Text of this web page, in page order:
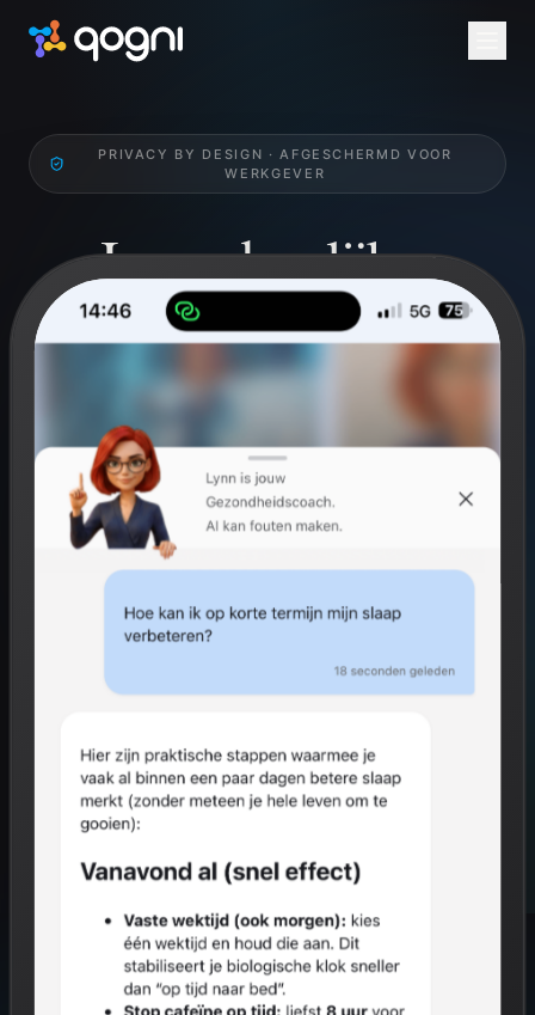
PRIVACY BY DESIGN · AFGESCHERMD VOOR
WERKGEVER
Jouw dagelijkse
Health Check.
Werk gericht aan je qognitieve en fysieke welzijn.
Breinperformance, mindfulness en challenges. Privé
voor jou, niet inzichtelijk voor werkgever.
Gratis voor ieder individu. Via werkgever altijd via arbodienst
Anneke.
Start gratis
AVG COMPLIANT